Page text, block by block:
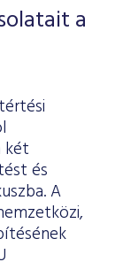
a
két
és
A